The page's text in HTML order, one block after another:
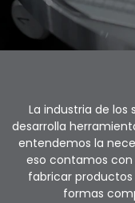
La industria de
desarrolla
entendemos la
eso contamos
fabricar
formas